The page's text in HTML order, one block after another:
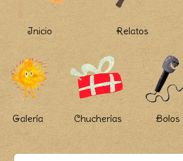
Inicio Relatos
Galería Chucherías Bolos